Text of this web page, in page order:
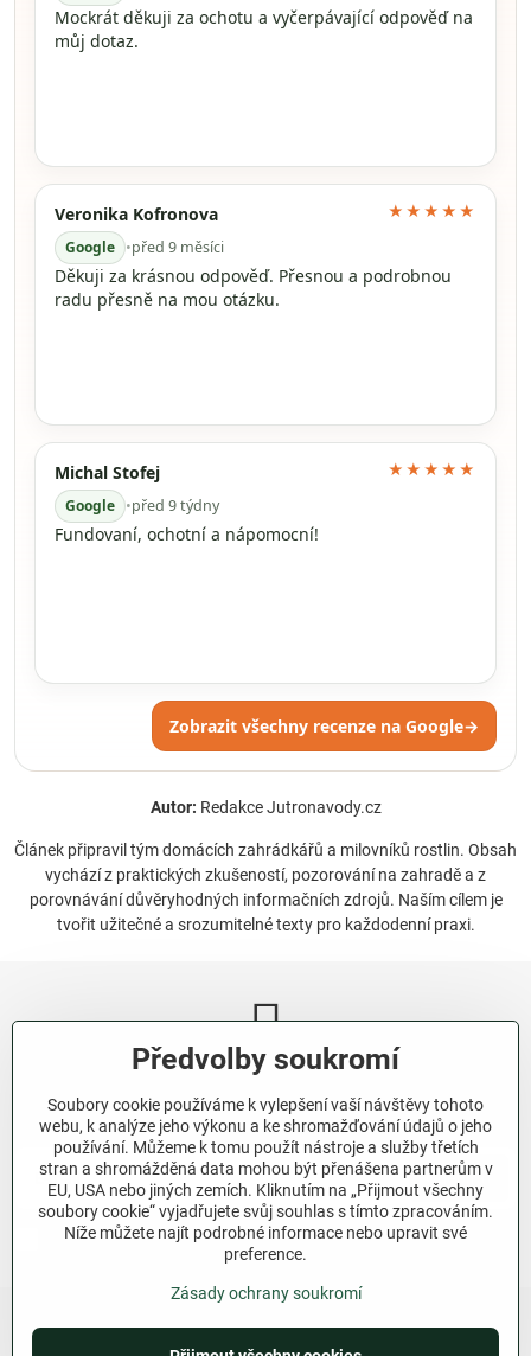
Mockrát děkuji za ochotu a vyčerpávající odpověď na
můj dotaz.
Veronika Kofronova
Google •před 9 měsíci
★★★★★
Děkuji za krásnou odpověď. Přesnou a podrobnou
radu přesně na mou otázku.
Michal Stofej
Google •před 9 týdny
★★★★★
Fundovaní, ochotní a nápomocní!
Zobrazit všechny recenze na Google→
Autor: Redakce Jutronavody.cz
Článek připravil tým domácích zahrádkářů a milovníků rostlin. Obsah
vychází z praktických zkušeností, pozorování na zahradě a z
porovnávání důvěryhodných informačních zdrojů. Naším cílem je
tvořit užitečné a srozumitelné texty pro každodenní praxi.
Newsletter
Odebírat naše novinky:
Odebírat
Chci se přihlásit k odběru novinek e-mailem.
Předvolby soukromí
Soubory cookie používáme k vylepšení vaší návštěvy tohoto
webu, k analýze jeho výkonu a ke shromažďování údajů o jeho
používání. Můžeme k tomu použít nástroje a služby třetích
stran a shromážděná data mohou být přenášena partnerům v
EU, USA nebo jiných zemích. Kliknutím na „Přijmout všechny
soubory cookie“ vyjadřujete svůj souhlas s tímto zpracováním.
Níže můžete najít podrobné informace nebo upravit své
preference.
Zásady ochrany soukromí